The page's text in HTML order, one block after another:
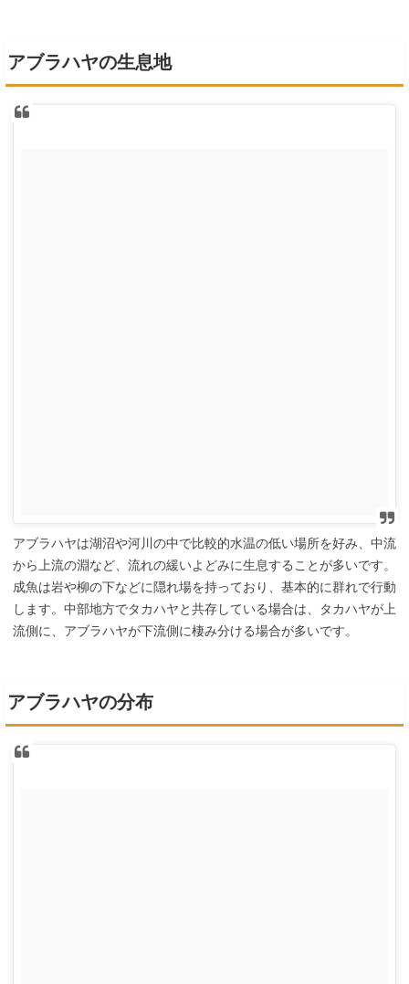
アブラハヤの生息地
アブラハヤは湖沼や河川の中で比較的水温の低い場所を好み、中流
から上流の淵など、流れの緩いよどみに生息することが多いです。
成魚は岩や柳の下などに隠れ場を持っており、基本的に群れで行動
します。中部地方でタカハヤと共存している場合は、タカハヤが上
流側に、アブラハヤが下流側に棲み分ける場合が多いです。
アブラハヤの分布